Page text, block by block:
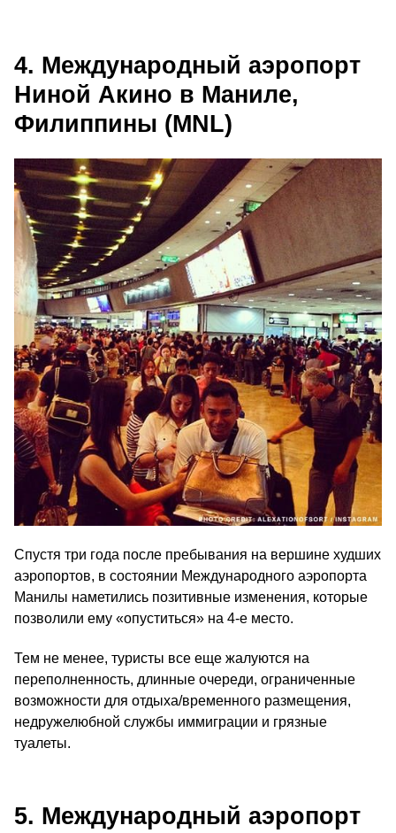
4. Международный аэропорт
Ниной Акино в Маниле,
Филиппины (MNL)
Спустя три года после пребывания на вершине худших
аэропортов, в состоянии Международного аэропорта
Манилы наметились позитивные изменения, которые
позволили ему «опуститься» на 4‑е место.
Тем не менее, туристы все еще жалуются на
переполненность, длинные очереди, ограниченные
возможности для отдыха/​временного размещения,
недружелюбной службы иммиграции и грязные
туалеты.
5. Международный аэропорт